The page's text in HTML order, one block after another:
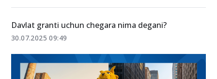
Davlat granti uchun chegara nima degani?
30.07.2025 09:49